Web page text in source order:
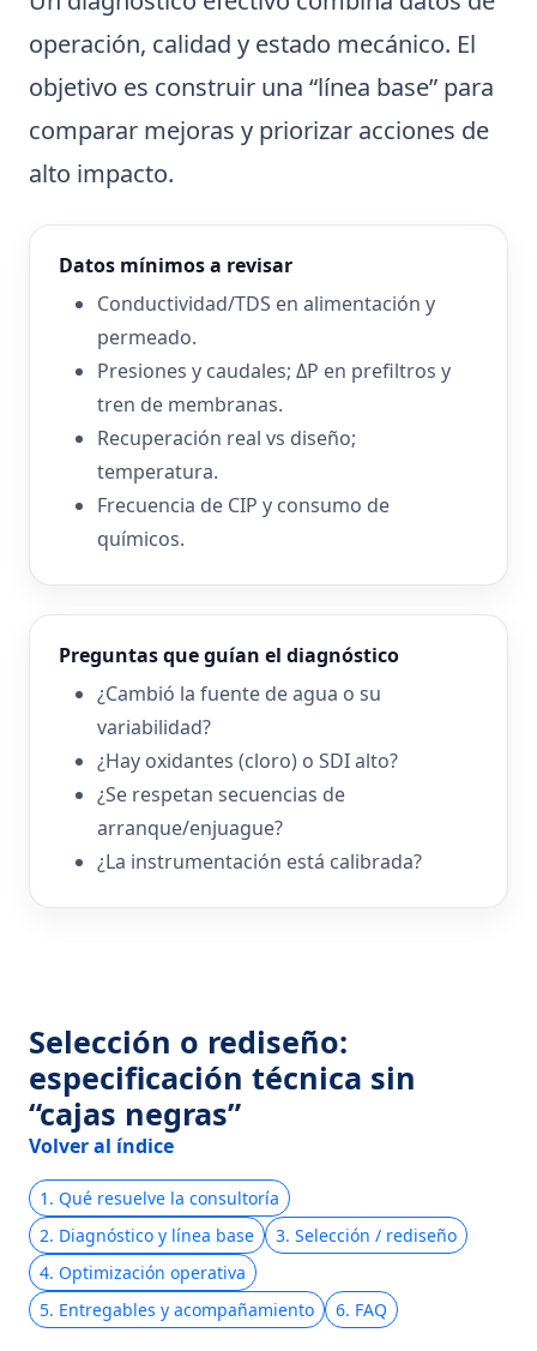
operación, calidad y estado mecánico. El
objetivo es construir una “línea base” para
comparar mejoras y priorizar acciones de
alto impacto.
Datos mínimos a revisar
Conductividad/TDS en alimentación y
permeado.
Presiones y caudales; ΔP en prefiltros y
tren de membranas.
Recuperación real vs diseño;
temperatura.
Frecuencia de CIP y consumo de
químicos.
Preguntas que guían el diagnóstico
¿Cambió la fuente de agua o su
variabilidad?
¿Hay oxidantes (cloro) o SDI alto?
¿Se respetan secuencias de
arranque/enjuague?
¿La instrumentación está calibrada?
Selección o rediseño:
especificación técnica sin
“cajas negras”
Volver al índice
1. Qué resuelve la consultoría
2. Diagnóstico y línea base
3. Selección / rediseño
4. Optimización operativa
5. Entregables y acompañamiento
6. FAQ